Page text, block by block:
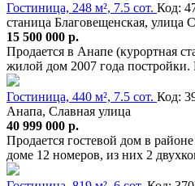
Гостиница, 248 м², 7.5 сот. Код:
станица Благовещенская, улица
15 500 000 р.
Продается в Анапе (курортная
жилой дом 2007 года постройки.
Гостиница, 440 м², 7.5 сот. Код:
Анапа, Славная улица
40 999 000 р.
Продается гостевой дом в
доме 12 номеров, из них 2